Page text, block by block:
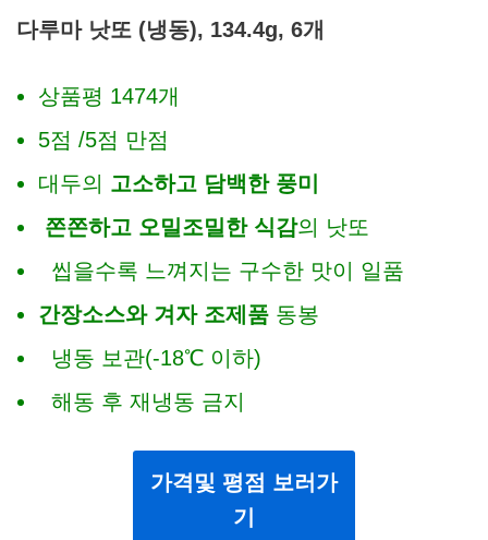
다루마 낫또 (냉동), 134.4g, 6개
상품평 1474개
5점 /5점 만점
대두의 고소하고 담백한 풍미
쫀쫀하고 오밀조밀한 식감의 낫또
씹을수록 느껴지는 구수한 맛이 일품
간장소스와 겨자 조제품 동봉
냉동 보관(-18℃ 이하)
해동 후 재냉동 금지
가격및 평점 보러가
기